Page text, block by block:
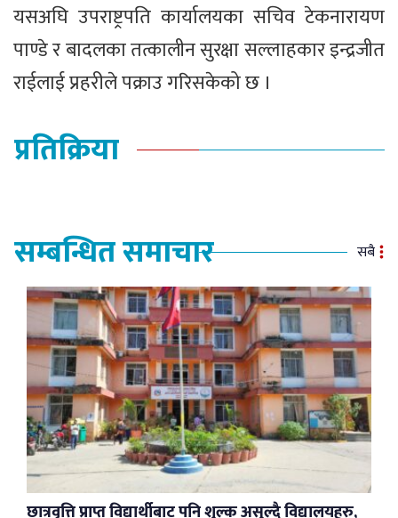
यसअघि उपराष्ट्रपति कार्यालयका सचिव टेकनारायण
पाण्डे र बादलका तत्कालीन सुरक्षा सल्लाहकार इन्द्रजीत
राईलाई प्रहरीले पक्राउ गरिसकेको छ ।
प्रतिक्रिया
सम्बन्धित समाचार सबै
छात्रवृत्ति प्राप्त विद्यार्थीबाट पनि शुल्क असुल्दै विद्यालयहरु,